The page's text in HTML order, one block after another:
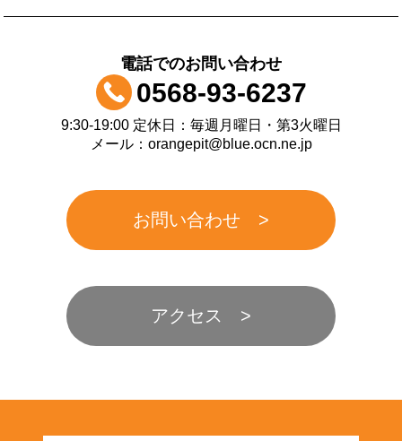
電話でのお問い合わせ
0568-93-6237
9:30-19:00 定休日：毎週月曜日・第3火曜日
メール：orangepit@blue.ocn.ne.jp
お問い合わせ
アクセス